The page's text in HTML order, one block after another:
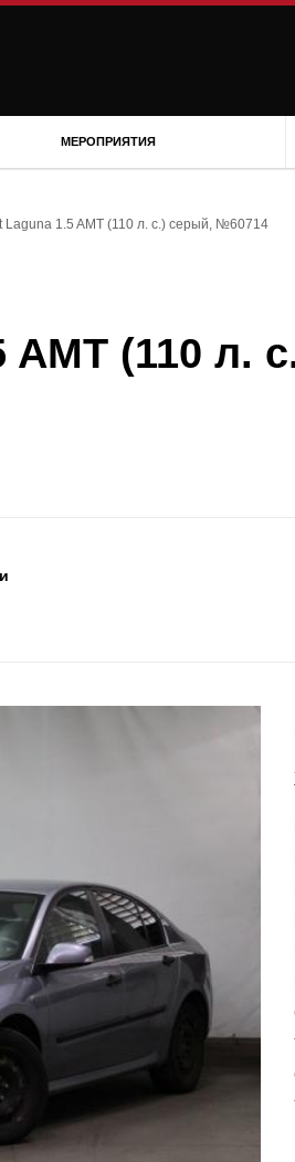
МЕРОПРИЯТИЯ
Laguna 1.5 AMT (110 л. с.) серый, №60714
AMT (110 л.